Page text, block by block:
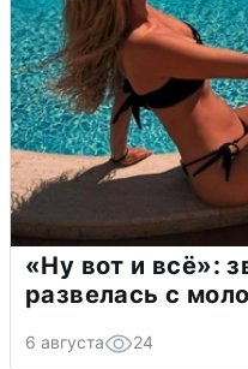
«Ну вот и всё»:
развелась с
6 августа 24